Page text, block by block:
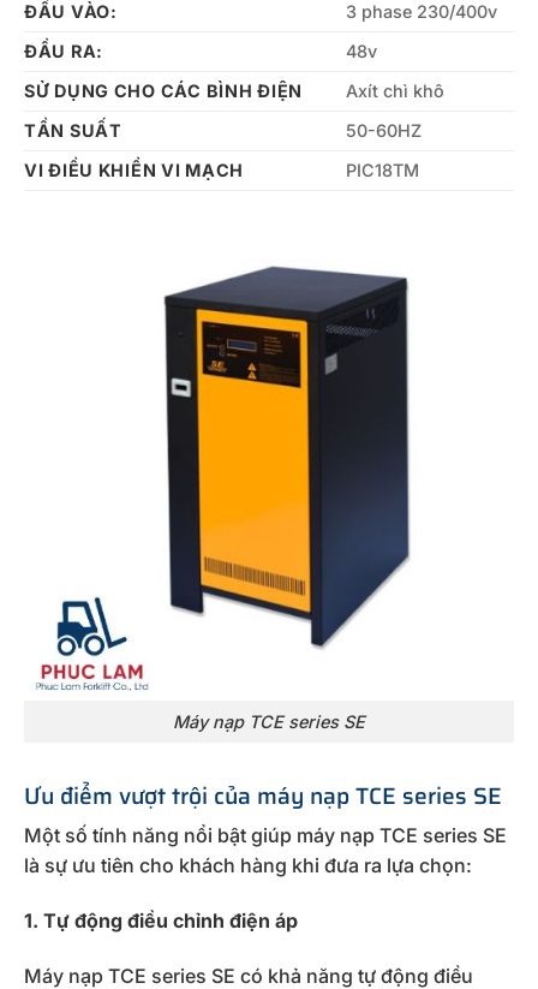
ĐẦU VÀO:
3 phase 230/400v
ĐẦU RA:
48v
SỬ DỤNG CHO CÁC BÌNH ĐIỆN
Axít chì khô
TẦN SUẤT
50-60HZ
VI ĐIỀU KHIỂN VI MẠCH
PIC18TM
Máy nạp TCE series SE
Ưu điểm vượt trội của máy nạp TCE series SE
Một số tính năng nổi bật giúp máy nạp TCE series SE
là sự ưu tiên cho khách hàng khi đưa ra lựa chọn:
1. Tự động điều chỉnh điện áp
Máy nạp TCE series SE có khả năng tự động điều